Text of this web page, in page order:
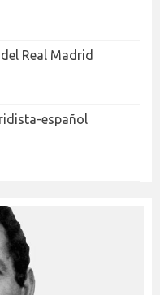
Real Madrid
español